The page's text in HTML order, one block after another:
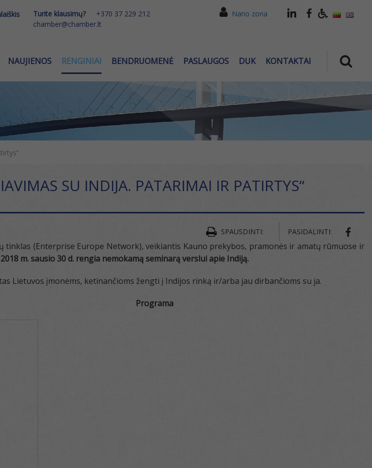
Turite klausimų?
+370 37 229 212
chamber@chamber.lt
Nario zona
NAUJIENOS RENGINIAI BENDRUOMENĖ PASLAUGOS DUK KONTAKTAI
SU INDIJA. PATARIMAI IR PATIRTYS“
SPAUSDINTI: PASIDALINTI:
tinklas (Enterprise Europe Network), veikiantis Kauno prekybos, pramonės ir amatų rūmuose ir
2018 m. sausio 30 d. rengia nemokamą seminarą verslui apie Indiją.
Lietuvos įmonėms, ketinančioms žengti į Indijos rinką ir/arba jau dirbančioms su ja.
Programa